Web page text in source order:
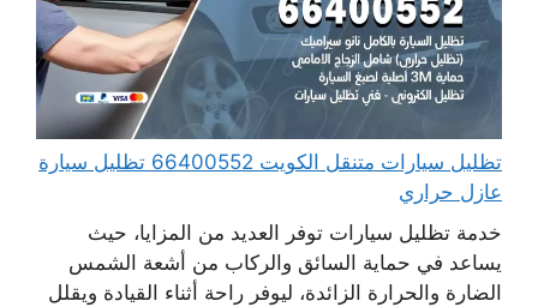
تظليل سيارات متنقل الكويت 66400552 تظليل سيارة
عازل حراري
خدمة تظليل سيارات توفر العديد من المزايا، حيث
يساعد في حماية السائق والركاب من أشعة الشمس
الضارة والحرارة الزائدة، ليوفر راحة أثناء القيادة ويقلل